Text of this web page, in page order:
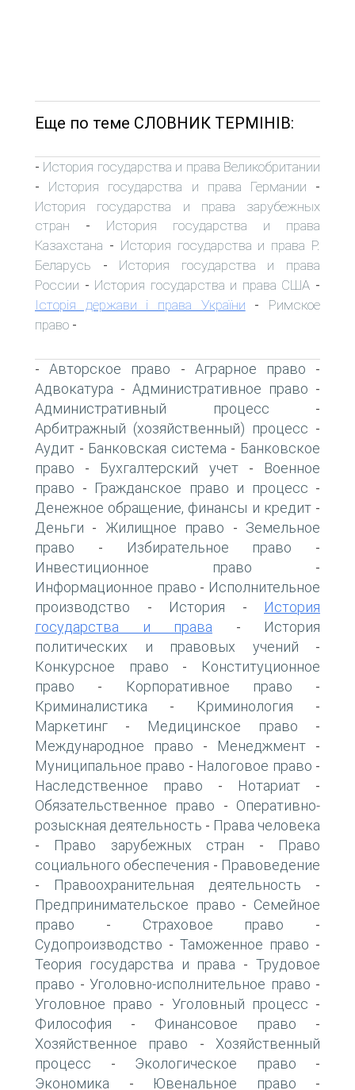
Еще по теме СЛОВНИК ТЕРМІНІВ:
- История государства и права Великобритании
- История государства и права Германии -
История государства и права зарубежных
стран - История государства и права
Казахстана - История государства и права Р.
Беларусь - История государства и права
России - История государства и права США -
Історія держави і права України - Римское
право -
-Авторское право - Аграрное право -
Адвокатура - Административное право -
Административный процесс -
Арбитражный (хозяйственный) процесс -
Аудит - Банковская система - Банковское
право - Бухгалтерский учет-
Военное
право - Гражданское право и процесс -
Денежное обращение, финансы и кредит-
Деньги - Жилищное право - Земельное
право - Избирательное право -
Инвестиционное право -
Информационное право - Исполнительное
производство - История -
История
государства и права -
История
политических и правовых учений -
Конкурсное право -
Конституционное
право - Корпоративное право -
Криминалистика - Криминология -
Маркетинг - Медицинское право -
Международное право - Менеджмент -
Муниципальное право - Налоговое право -
Наследственное право - Нотариат -
Обязательственное право - Оперативно-
розыскная деятельность - Права человека
- Право зарубежных стран -
Право
социального обеспечения - Правоведение
- Правоохранительная деятельность -
Предпринимательское право - Семейное
право - Страховое право -
Судопроизводство - Таможенное право -
Теория государства и права -Трудовое
право - Уголовно-исполнительное право -
Уголовное право - Уголовный процесс -
Философия - Финансовое право -
Хозяйственное право - Хозяйственный
процесс - Экологическое право -
Экономика - Ювенальное право -